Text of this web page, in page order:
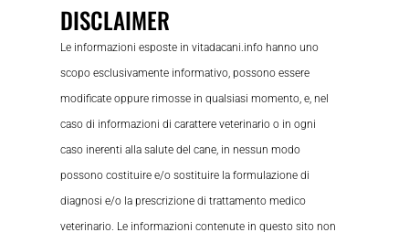
DISCLAIMER
Le informazioni esposte in vitadacani.info hanno uno
scopo esclusivamente informativo, possono essere
modificate oppure rimosse in qualsiasi momento, e, nel
caso di informazioni di carattere veterinario o in ogni
caso inerenti alla salute del cane, in nessun modo
possono costituire e/o sostituire la formulazione di
diagnosi e/o la prescrizione di trattamento medico
veterinario. Le informazioni contenute in questo sito non